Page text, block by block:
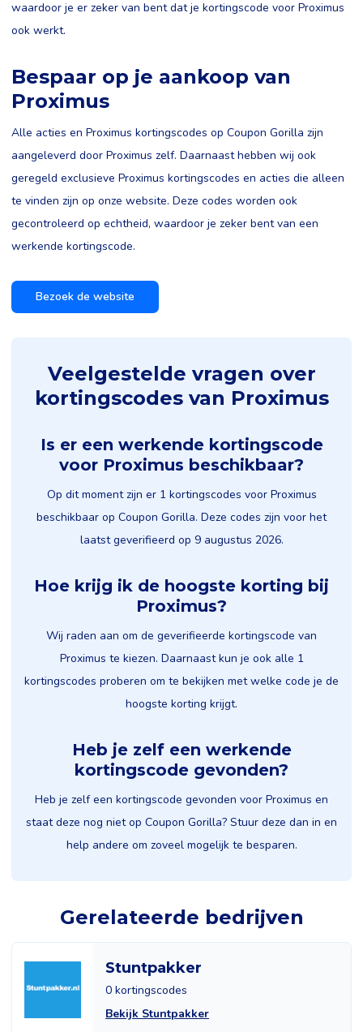
waardoor je er zeker van bent dat je kortingscode voor Proximus
ook werkt.
Bespaar op je aankoop van
Proximus
Alle acties en Proximus kortingscodes op Coupon Gorilla zijn
aangeleverd door Proximus zelf. Daarnaast hebben wij ook
geregeld exclusieve Proximus kortingscodes en acties die alleen
te vinden zijn op onze website. Deze codes worden ook
gecontroleerd op echtheid, waardoor je zeker bent van een
werkende kortingscode.
Bezoek de website
Veelgestelde vragen over
kortingscodes van Proximus
Is er een werkende kortingscode
voor Proximus beschikbaar?
Op dit moment zijn er 1 kortingscodes voor Proximus
beschikbaar op Coupon Gorilla. Deze codes zijn voor het
laatst geverifieerd op 9 augustus 2026.
Hoe krijg ik de hoogste korting bij
Proximus?
Wij raden aan om de geverifieerde kortingscode van
Proximus te kiezen. Daarnaast kun je ook alle 1
kortingscodes proberen om te bekijken met welke code je de
hoogste korting krijgt.
Heb je zelf een werkende
kortingscode gevonden?
Heb je zelf een kortingscode gevonden voor Proximus en
staat deze nog niet op Coupon Gorilla? Stuur deze dan in en
help andere om zoveel mogelijk te besparen.
Gerelateerde bedrijven
Stuntpakker
0 kortingscodes
Bekijk Stuntpakker